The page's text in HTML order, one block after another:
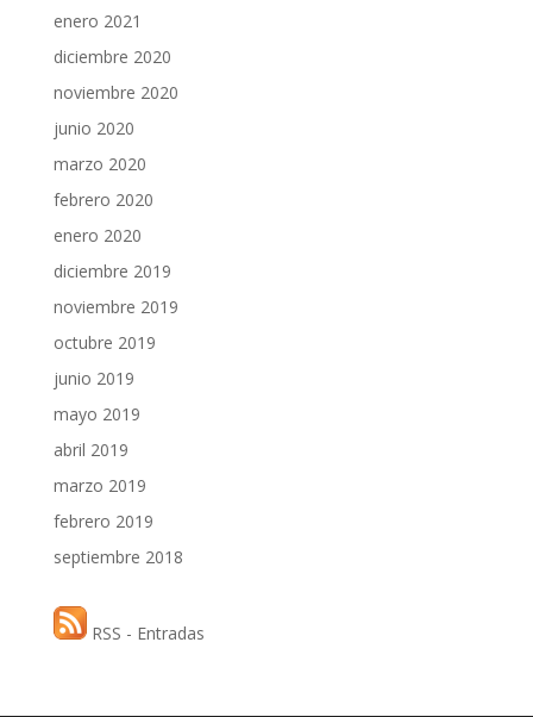
enero 2021
diciembre 2020
noviembre 2020
junio 2020
marzo 2020
febrero 2020
enero 2020
diciembre 2019
noviembre 2019
octubre 2019
junio 2019
mayo 2019
abril 2019
marzo 2019
febrero 2019
septiembre 2018
RSS - Entradas